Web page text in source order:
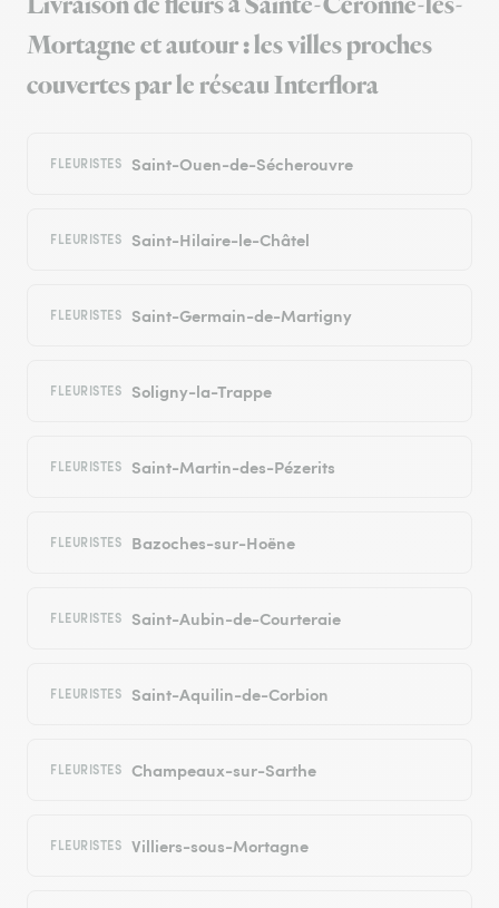
Mortagne et autour : les villes proches
couvertes par le réseau Interflora
FLEURISTES Saint-Ouen-de-Sécherouvre
FLEURISTES Saint-Hilaire-le-Châtel
FLEURISTES Saint-Germain-de-Martigny
FLEURISTES Soligny-la-Trappe
FLEURISTES Saint-Martin-des-Pézerits
FLEURISTES Bazoches-sur-Hoëne
FLEURISTES Saint-Aubin-de-Courteraie
FLEURISTES Saint-Aquilin-de-Corbion
FLEURISTES Champeaux-sur-Sarthe
FLEURISTES Villiers-sous-Mortagne